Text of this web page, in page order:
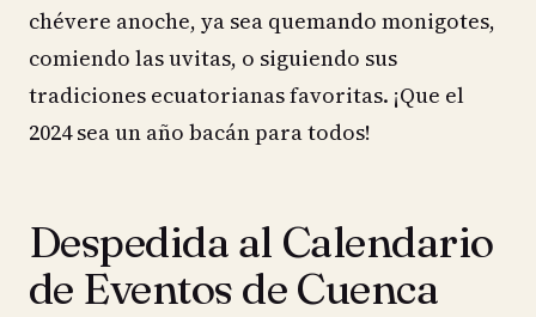
chévere anoche, ya sea quemando monigotes,
comiendo las uvitas, o siguiendo sus
tradiciones ecuatorianas favoritas. ¡Que el
2024 sea un año bacán para todos!
Despedida al Calendario
de Eventos de Cuenca